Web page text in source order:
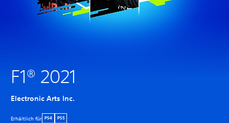
F1® 2021
Electronic Arts Inc.
Erhältlich für PS4 PS5